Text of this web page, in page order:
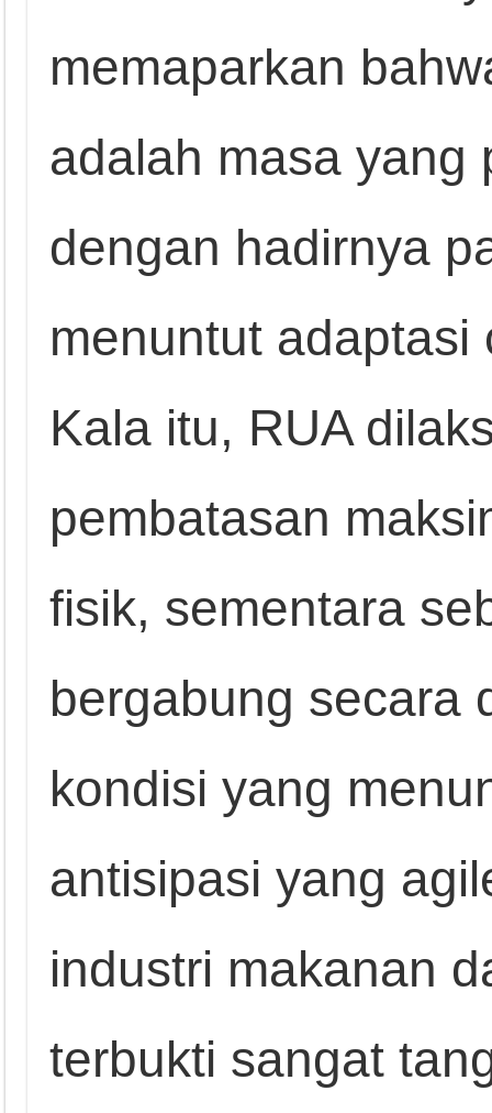
memaparkan
adalah masa yang
dengan hadirnya
menuntut
Kala itu, RUA
pembatasan
fisik, sementara
bergabung secara
kondisi yang
antisipasi yang
industri makanan
terbukti sangat